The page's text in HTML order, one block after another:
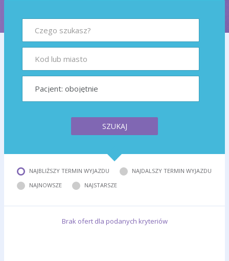
SZUKAJ
NAJBLIŻSZY TERMIN WYJAZDU
NAJDALSZY TERMIN WYJAZDU
NAJNOWSZE
NAJSTARSZE
Brak ofert dla podanych kryteriów